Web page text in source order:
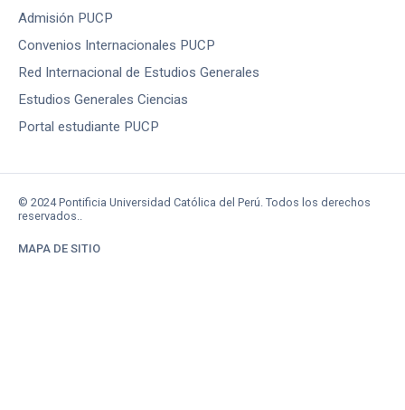
Admisión PUCP
Convenios Internacionales PUCP
Red Internacional de Estudios Generales
Estudios Generales Ciencias
Portal estudiante PUCP
© 2024 Pontificia Universidad Católica del Perú. Todos los derechos
reservados..
MAPA DE SITIO